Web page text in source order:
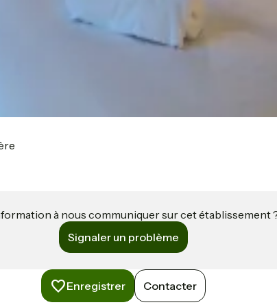
à nous communiquer sur cet établissement
Signaler un problème
Enregistrer Contacter